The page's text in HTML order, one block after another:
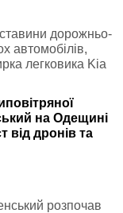
дорожньо-
автомобілів,
легковика Kia
на Одещині
від дронів та
розпочав